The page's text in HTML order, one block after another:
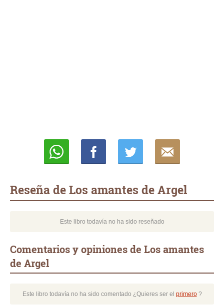
Reseña de Los amantes de Argel
Este libro todavía no ha sido reseñado
Comentarios y opiniones de Los amantes
de Argel
Este libro todavía no ha sido comentado ¿Quieres ser el primero?